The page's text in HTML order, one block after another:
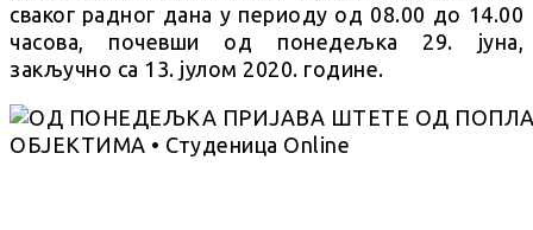
сваког радног дана у периоду од 08.00 до 14.00
часова, почевши од понедељка 29. јуна,
закључно са 13. јулом 2020. године.